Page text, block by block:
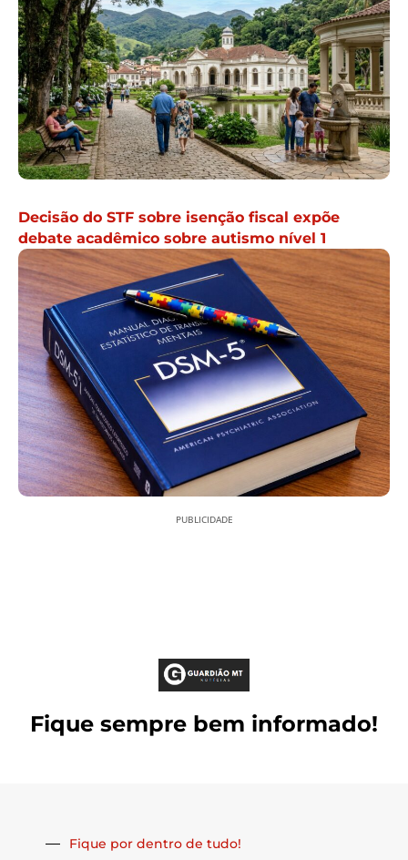
Decisão do STF sobre isenção fiscal expõe
debate acadêmico sobre autismo nível 1
PUBLICIDADE
Fique sempre bem informado!
Fique por dentro de tudo!